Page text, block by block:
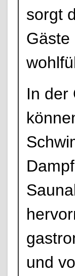
sorgt
Gäste
In der
und